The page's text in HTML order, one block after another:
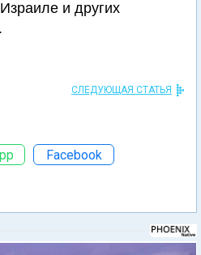
и других
СЛЕДУЮЩАЯ СТАТЬЯ
Facebook